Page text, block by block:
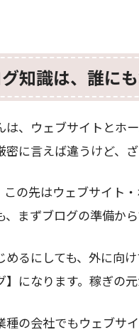
知識は、誰に
は、ウェブサイトとホ
密に言えば違うけど、
この先はウェブサイト
、まずブログの準備から
めるにしても、外に向
】になります。稼ぎの
種の会社でもウェブサ